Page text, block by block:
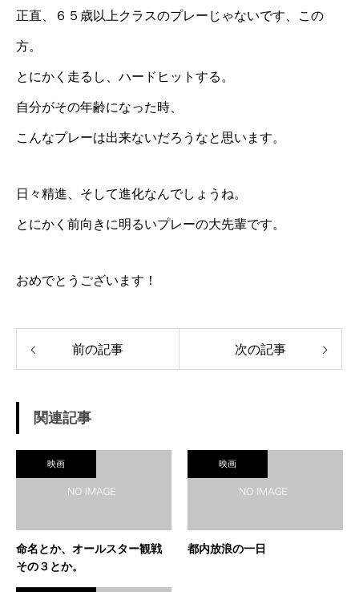
正直、６５歳以上クラスのプレーじゃないです、この
方。
とにかく走るし、ハードヒットする。
自分がその年齢になった時、
こんなプレーは出来ないだろうなと思います。
日々精進、そして進化なんでしょうね。
とにかく前向きに明るいプレーの大先輩です。
おめでとうございます！
前の記事 次の記事
関連記事
映画
命名とか、オールスター観戦
その３とか。
映画
都内放浪の一日